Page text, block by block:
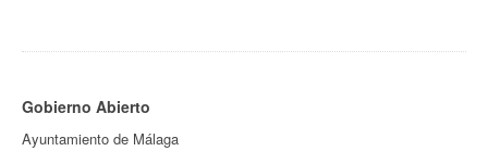
Gobierno Abierto
Ayuntamiento de Málaga